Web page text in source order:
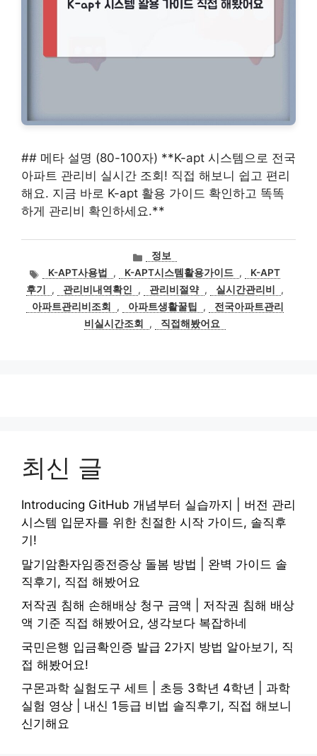
## 메타 설명 (80-100자) **K-apt 시스템으로 전국
아파트 관리비 실시간 조회! 직접 해보니 쉽고 편리
해요. 지금 바로 K-apt 활용 가이드 확인하고 똑똑
하게 관리비 확인하세요.**
카
테
고
리
정보
태
그
K-APT사용법 , K-APT시스템활용가이드 ,
K-APT
후기
, 관리비내역확인 , 관리비절약 , 실시간관리비
,
아파트관리비조회
, 아파트생활꿀팁 ,
전국아파트관리
비실시간조회
, 직접해봤어요
최신 글
Introducing GitHub 개념부터 실습까지 | 버전 관리
시스템 입문자를 위한 친절한 시작 가이드, 솔직후
기!
말기암환자임종전증상 돌봄 방법 | 완벽 가이드 솔
직후기, 직접 해봤어요
저작권 침해 손해배상 청구 금액 | 저작권 침해 배상
액 기준 직접 해봤어요, 생각보다 복잡하네
국민은행 입금확인증 발급 2가지 방법 알아보기, 직
접 해봤어요!
구몬과학 실험도구 세트 | 초등 3학년 4학년 | 과학
실험 영상 | 내신 1등급 비법 솔직후기, 직접 해보니
신기해요